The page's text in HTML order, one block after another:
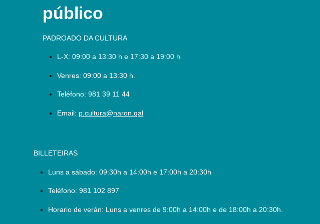
público
PADROADO DA CULTURA
L-X: 09:00 a 13:30 h e 17:30 a 19:00 h
Venres: 09:00 a 13:30 h.
Teléfono: 981 39 11 44
Email: p.cultura@naron.gal
BILLETEIRAS
Luns a sábado: 09:30h a 14:00h e 17:00h a 20:30h
Teléfono: 981 102 897
Horario de verán: Luns a venres de 9:00h a 14:00h e de 18:00h a 20:30h.